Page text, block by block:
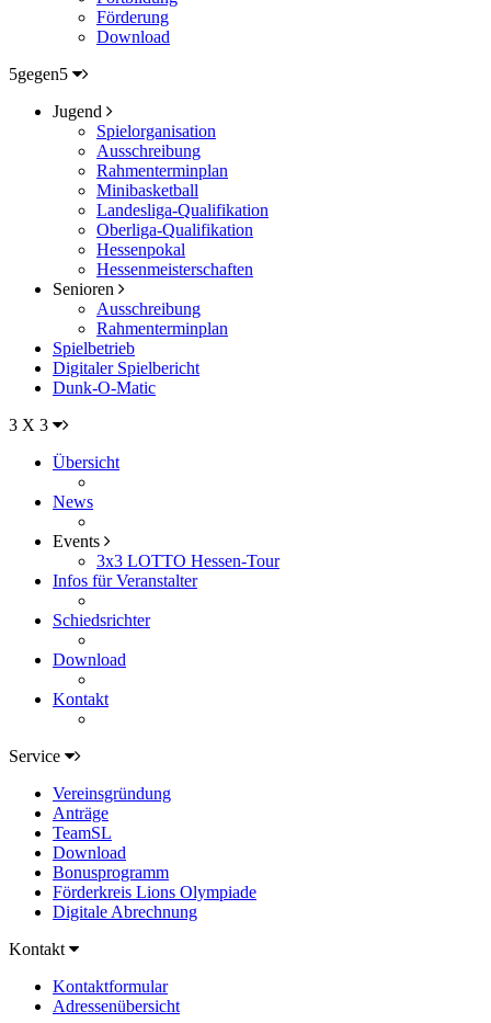
Förderung
Download
5gegen5
Jugend
Spielorganisation
Ausschreibung
Rahmenterminplan
Minibasketball
Landesliga-Qualifikation
Oberliga-Qualifikation
Hessenpokal
Hessenmeisterschaften
Senioren
Ausschreibung
Rahmenterminplan
Spielbetrieb
Digitaler Spielbericht
Dunk-O-Matic
3 X 3
Übersicht
News
Events
3x3 LOTTO Hessen-Tour
Infos für Veranstalter
Schiedsrichter
Download
Kontakt
Service
Vereinsgründung
Anträge
TeamSL
Download
Bonusprogramm
Förderkreis Lions Olympiade
Digitale Abrechnung
Kontakt
Kontaktformular
Adressenübersicht